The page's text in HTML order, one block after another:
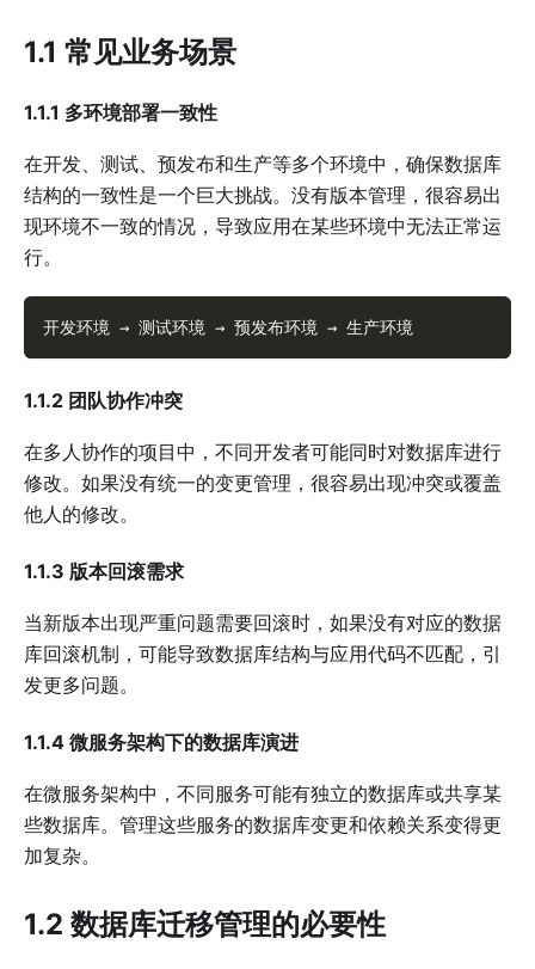
1.1 常见业务场景
1.1.1 多环境部署一致性
在开发、测试、预发布和生产等多个环境中，确保数据库
结构的一致性是一个巨大挑战。没有版本管理，很容易出
现环境不一致的情况，导致应用在某些环境中无法正常运
行。
开发环境 → 测试环境 → 预发布环境 → 生产环境
1.1.2 团队协作冲突
在多人协作的项目中，不同开发者可能同时对数据库进行
修改。如果没有统一的变更管理，很容易出现冲突或覆盖
他人的修改。
1.1.3 版本回滚需求
当新版本出现严重问题需要回滚时，如果没有对应的数据
库回滚机制，可能导致数据库结构与应用代码不匹配，引
发更多问题。
1.1.4 微服务架构下的数据库演进
在微服务架构中，不同服务可能有独立的数据库或共享某
些数据库。管理这些服务的数据库变更和依赖关系变得更
加复杂。
1.2 数据库迁移管理的必要性